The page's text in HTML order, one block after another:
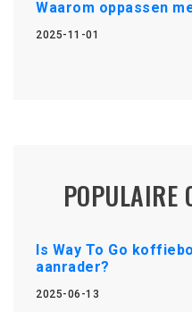
Waarom oppassen
2025-11-01
POPULAIRE
Is Way To Go
aanrader?
2025-06-13